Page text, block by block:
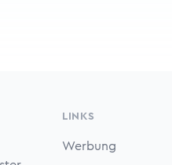
LINKS
Werbung